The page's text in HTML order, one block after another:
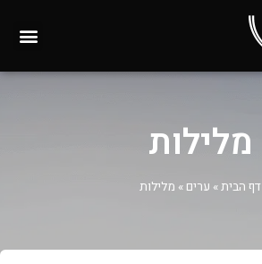
מלילות
דף הבית» ערים » מלילות